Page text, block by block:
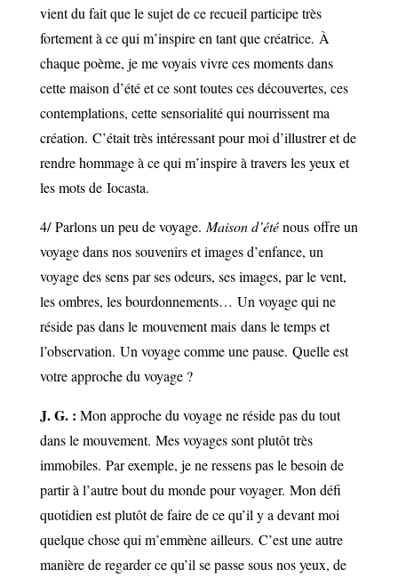
vient du fait que le sujet de ce recueil participe très
fortement à ce qui m’inspire en tant que créatrice. À
chaque poème, je me voyais vivre ces moments dans
cette maison d’été et ce sont toutes ces découvertes, ces
contemplations, cette sensorialité qui nourrissent ma
création. C’était très intéressant pour moi d’illustrer et de
rendre hommage à ce qui m’inspire à travers les yeux et
les mots de Iocasta.
4/Parlons un peu de voyage. Maison d’éténousoffre un
voyage dans nos souvenirs et images d’enfance, un
voyage des sens par ses odeurs, ses images, par le vent,
les ombres, les bourdonnements… Un voyage qui ne
réside pas dans le mouvement maisdans le temps et
l’observation. Un voyage comme une pause. Quelle est
votre approche du voyage ?
J. G. : Mon approche du voyage ne réside pas du tout
dans le mouvement. Mes voyages sont plutôt très
immobiles. Par exemple, je ne ressens pas le besoin de
partir à l’autre bout du monde pour voyager. Mon défi
quotidien est plutôt de faire de ce qu’il y a devant moi
quelque chose qui m’emmène ailleurs. C’est une autre
manière de regarder ce qu’il se passe sous nos yeux, de